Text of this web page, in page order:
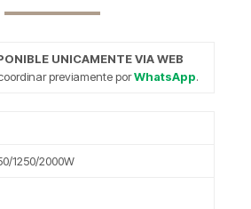
UNICAMENTE VIA WEB
previamente porWhatsApp.
1250/2000W